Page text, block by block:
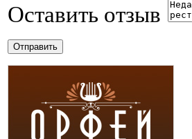
Оставить отзыв